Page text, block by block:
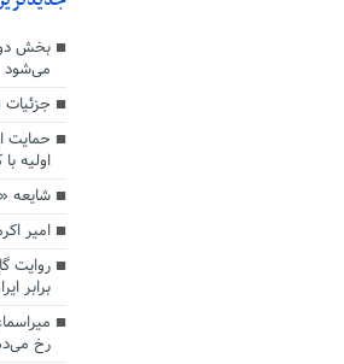
بخش
می‌شود
حمایت
اولیه
شایعه
امیر
روایت
برابر
رخ